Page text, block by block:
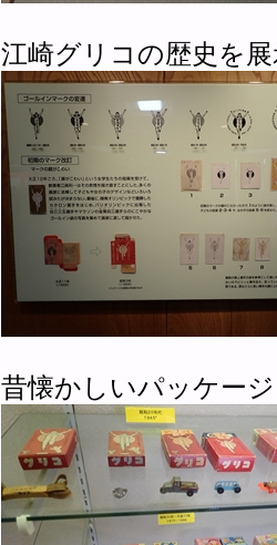
江崎グリコの歴史を
昔懐かしいパッケー